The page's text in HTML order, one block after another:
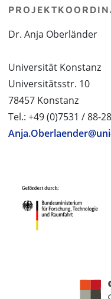
Dr. Anja Oberländer
Universität Konstanz
Universitätsstr. 10
78457 Konstanz
Tel.: +49 (0)7531 / 88-